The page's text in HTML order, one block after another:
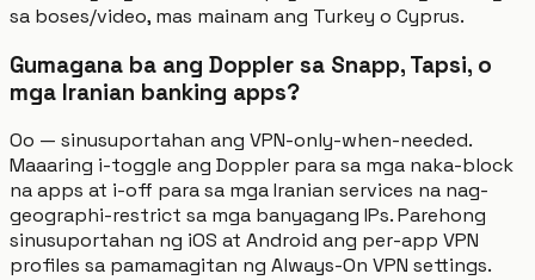
sa boses/video, mas mainam ang Turkey o Cyprus.
Gumagana ba ang Doppler sa Snapp, Tapsi, o
mga Iranian banking apps?
Oo — sinusuportahan ang VPN-only-when-needed.
Maaaring i-toggle ang Doppler para sa mga naka-block
na apps at i-off para sa mga Iranian services na nag-
geographi-restrict sa mga banyagang IPs. Parehong
sinusuportahan ng iOS at Android ang per-app VPN
profiles sa pamamagitan ng Always-On VPN settings.